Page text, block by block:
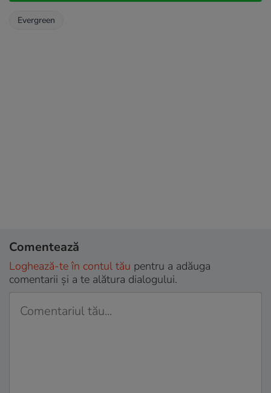
Evergreen
Comentează
Loghează-te în contul tău pentru a adăuga
comentarii și a te alătura dialogului.